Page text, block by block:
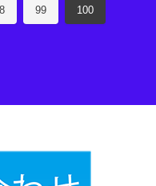
99 100